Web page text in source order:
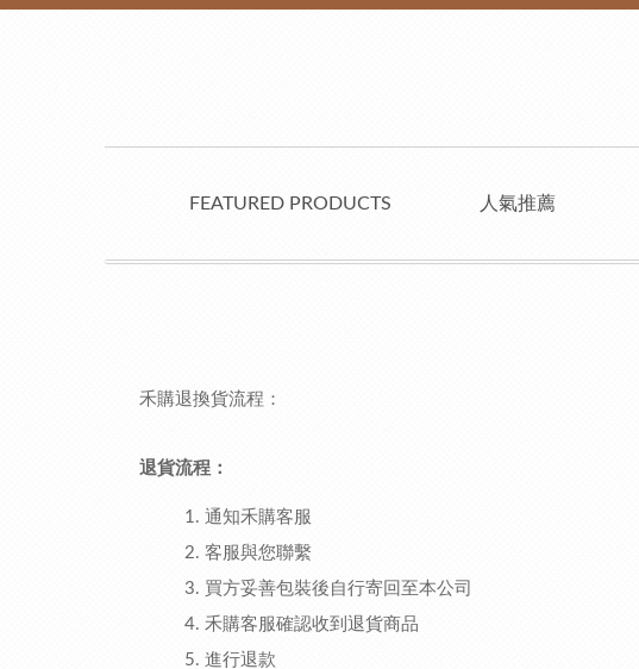
FEATURED PRODUCTS 人氣推薦
禾購退換貨流程：
退貨流程：
通知禾購客服
客服與您聯繫
買方妥善包裝後自行寄回至本公司
禾購客服確認收到退貨商品
進行退款